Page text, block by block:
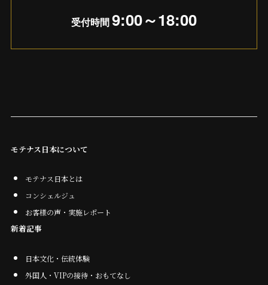
受付時間9:00～18:00
モテナス日本について
モテナス日本とは
コンシェルジュ
お客様の声・実施レポート
新着記事
日本文化・伝統体験
外国人・VIPの接待・おもてなし